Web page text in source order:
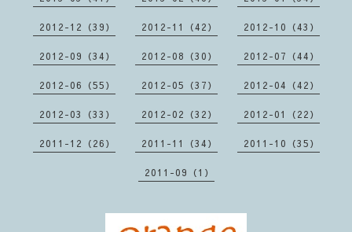
2012-12（39） 2012-11（42） 2012-10（43）
2012-09（34） 2012-08（30） 2012-07（44）
2012-06（55） 2012-05（37） 2012-04（42）
2012-03（33） 2012-02（32） 2012-01（22）
2011-12（26） 2011-11（34） 2011-10（35）
2011-09（1）